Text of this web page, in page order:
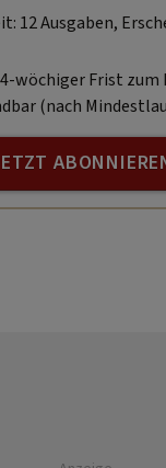
12 Ausgaben,
wöchiger Frist zum
(nach